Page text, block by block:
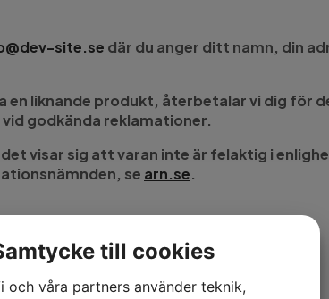
site.se där du anger ditt namn, din
liknande produkt, återbetalar vi dig för
godkända reklamationer.
visar sig att varan inte är felaktig i
se arn.se.
på grund av produkten.
till cookies
och våra partners använder teknik,